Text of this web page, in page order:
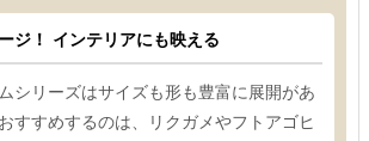
ジ！ インテリアにも映える
シリーズはサイズも形も豊富に展開があ
すすめするのは、リクガメやフトアゴヒ